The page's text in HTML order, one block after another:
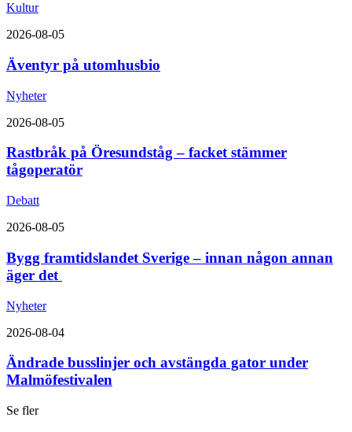
Kultur
2026-08-05
Äventyr på utomhusbio
Nyheter
2026-08-05
Rastbråk på Öresundståg – facket stämmer
tågoperatör
Debatt
2026-08-05
Bygg framtidslandet Sverige – innan någon annan
äger det
Nyheter
2026-08-04
Ändrade busslinjer och avstängda gator under
Malmöfestivalen
Se fler